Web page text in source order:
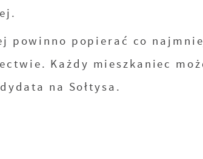
powinno popierać co
Każdy mieszkaniec
na Sołtysa.
je wszystkie. W dowolnym momencie